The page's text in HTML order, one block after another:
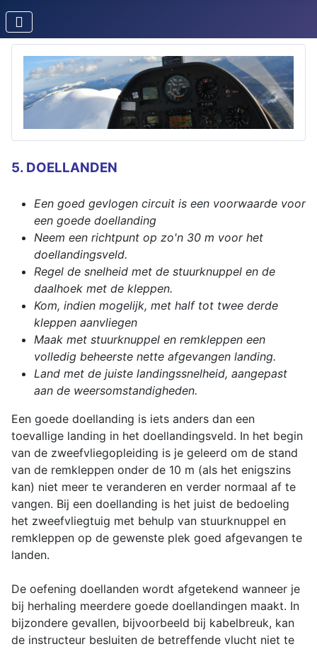
5. DOELLANDEN
Een goed gevlogen circuit is een voorwaarde voor
een goede doellanding
Neem een richtpunt op zo'n 30 m voor het
doellandingsveld.
Regel de snelheid met de stuurknuppel en de
daalhoek met de kleppen.
Kom, indien mogelijk, met half tot twee derde
kleppen aanvliegen
Maak met stuurknuppel en remkleppen een
volledig beheerste nette afgevangen landing.
Land met de juiste landingssnelheid, aangepast
aan de weersomstandigheden.
Een goede doellanding is iets anders dan een
toevallige landing in het doellandingsveld. In het begin
van de zweefvliegopleiding is je geleerd om de stand
van de remkleppen onder de 10 m (als het enigszins
kan) niet meer te veranderen en verder normaal af te
vangen. Bij een doellanding is het juist de bedoeling
het zweefvliegtuig met behulp van stuurknuppel en
remkleppen op de gewenste plek goed afgevangen te
landen.
De oefening doellanden wordt afgetekend wanneer je
bij herhaling meerdere goede doellandingen maakt. In
bijzondere gevallen, bijvoorbeeld bij kabelbreuk, kan
de instructeur besluiten de betreffende vlucht niet te